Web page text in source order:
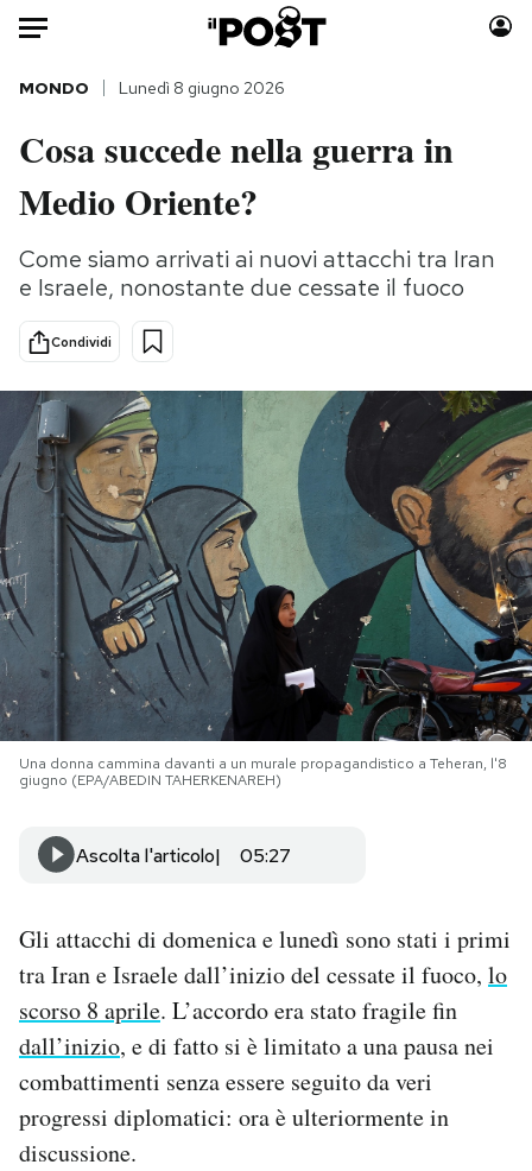
Auto
HOME
Italia
Politica
Tecnologia
Internet
Cultura
Economia
Sport
Consumismi
Storie/Idee
Europa
Altrecose
Mondiali calcio 2026
PODCAST
NEWSLETTER
I MIEI PREFERITI
AREA PERSONALE
Area Personale
Newsletter
Notifiche mobile
Regala il Post
Hai bisogno di aiuto?
MONDO Lunedì 8 giugno 2026
Cosa succede nella guerra in
Medio Oriente?
Come siamo arrivati ai nuovi attacchi tra Iran
e Israele, nonostante due cessate il fuoco
Condividi
Una donna cammina davanti a un murale propagandistico a Teheran, l'8
giugno (EPA/ABEDIN TAHERKENAREH)
Ascolta l'articolo 05:27
Gli attacchi di domenica e lunedì sono stati i primi
tra Iran e Israele dall’inizio del cessate il fuoco, lo
scorso 8 aprile. L’accordo era stato fragile fin
dall’inizio, e di fatto si è limitato a una pausa nei
combattimenti senza essere seguito da veri
progressi diplomatici: ora è ulteriormente in
discussione.